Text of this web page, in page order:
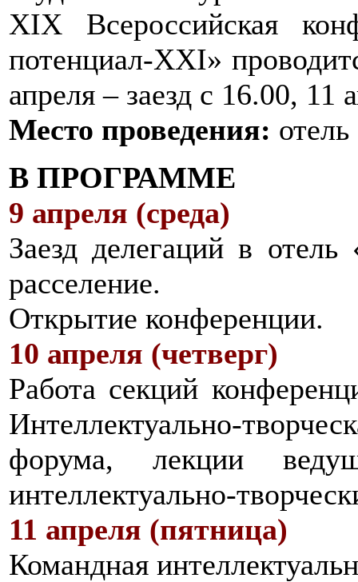
XIX Всероссийская
потенциал-XXI»
апреля – заезд с 16.00, 11
Место проведения:
В ПРОГРАММЕ
9 апреля (среда)
Заезд делегаций в
расселение.
Открытие конференции.
10 апреля (четверг)
Работа секций
Интеллектуально-
форума, лекции
интеллектуально-
11 апреля (пятница)
Командная